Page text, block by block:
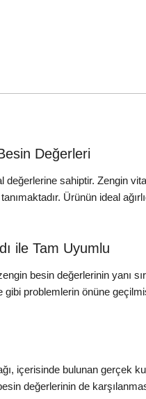
Değerleri
değerlerine sahiptir. Zengin
Ürünün ideal
ile Tam Uyumlu
besin değerlerinin yanı
problemlerin önüne
içerisinde bulunan gerçek
değerlerinin de